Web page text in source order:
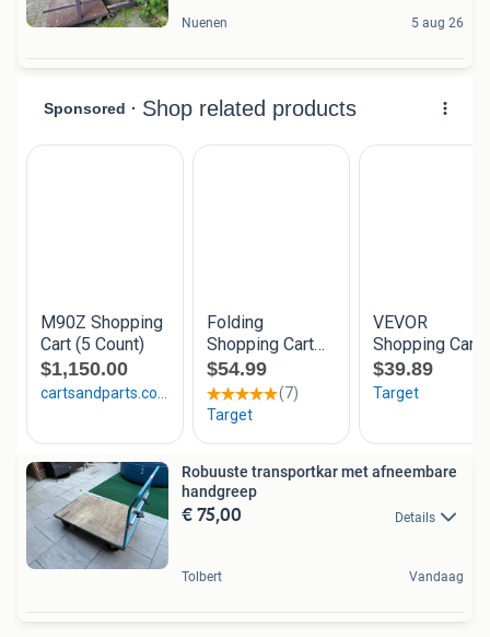
Nuenen 5 aug 26
Robuuste transportkar met afneembare
handgreep
€ 75,00 Details
Tolbert Vandaag